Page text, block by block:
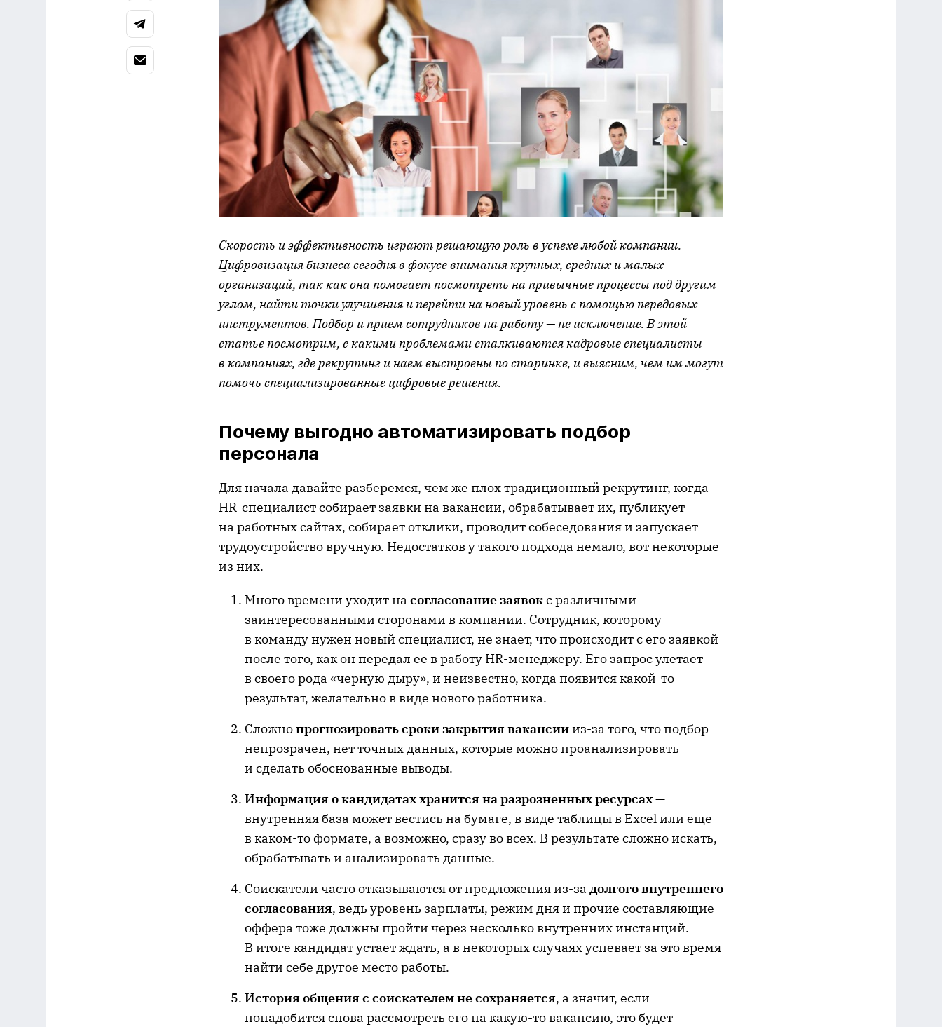
Скорость и эффективность играют решающую роль в успехе любой компании.
Цифровизация бизнеса сегодня в фокусе внимания крупных, средних и малых
организаций, так как она помогает посмотреть на привычные процессы под другим
углом, найти точки улучшения и перейти на новый уровень с помощью передовых
инструментов. Подбор и прием сотрудников на работу — не исключение. В этой
статье посмотрим, с какими проблемами сталкиваются кадровые специалисты
в компаниях, где рекрутинг и наем выстроены по старинке, и выясним, чем им могут
помочь специализированные цифровые решения.
Почему выгодно автоматизировать подбор
персонала
Для начала давайте разберемся, чем же плох традиционный рекрутинг, когда
HR-специалист собирает заявки на вакансии, обрабатывает их, публикует
на работных сайтах, собирает отклики, проводит собеседования и запускает
трудоустройство вручную. Недостатков у такого подхода немало, вот некоторые
из них.
Много времени уходит на согласование заявокс различными
заинтересованными сторонами в компании. Сотрудник, которому
в команду нужен новый специалист, не знает, что происходит с его заявкой
после того, как он передал ее в работу HR-менеджеру. Его запрос улетает
в своего рода «черную дыру», и неизвестно, когда появится какой-то
результат, желательно в виде нового работника.
Сложнопрогнозировать сроки закрытия вакансиииз-за того, что подбор
непрозрачен, нет точных данных, которые можно проанализировать
и сделать обоснованные выводы.
Информация о кандидатах хранится на разрозненных ресурсах—
внутренняя база может вестись на бумаге, в виде таблицы в Excel или еще
в каком-то формате, а возможно, сразу во всех. В результате сложно искать,
обрабатывать и анализировать данные.
Соискатели часто отказываются от предложения из-за долгого внутреннего
согласования, ведь уровень зарплаты, режим дня и прочие составляющие
оффера тоже должны пройти через несколько внутренних инстанций.
В итоге кандидат устает ждать, а в некоторых случаях успевает за это время
найти себе другое место работы.
История общения с соискателем не сохраняется, а значит, если
понадобится снова рассмотреть его на какую-то вакансию, это будет